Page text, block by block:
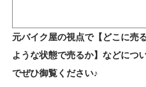
元バイク屋の視点で【どこに売
ような状態で売るか】などにつ
でぜひ御覧ください♪